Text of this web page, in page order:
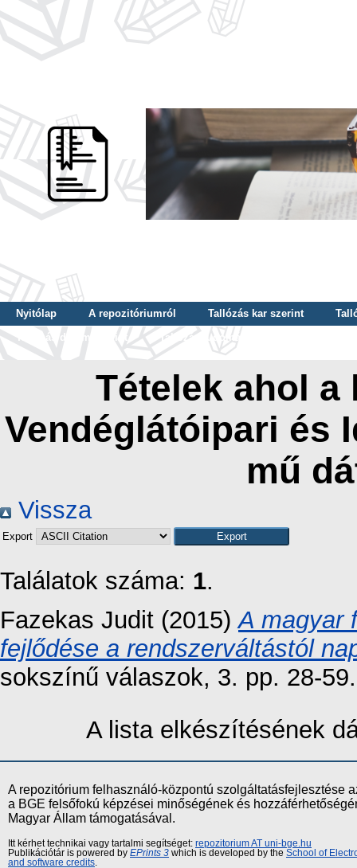
Nyitólap A repozitóriumról Tallózás kar szerint
Tallózás dátum szerint
Tallózás tudományterület szerint
Tételek ahol
Vendéglátóipari és
mű
Vissza
Export
Találatok száma: 1.
Fazekas Judit (2015)A magyar
fejlődése a rendszerváltástól
sokszínű válaszok, 3. pp. 28-59.
A lista elkészítésének
A repozitórium felhasználó-központú szolgáltatásfejlesztése
a BGE felsőfokú képzései minőségének és
Magyar Állam támogatásával.
Itt kérhet technikai vagy tartalmi segítséget: repozitorium AT uni-bge.hu
Publikációtár is powered by EPrints 3 which is developed by the School of
and software credits